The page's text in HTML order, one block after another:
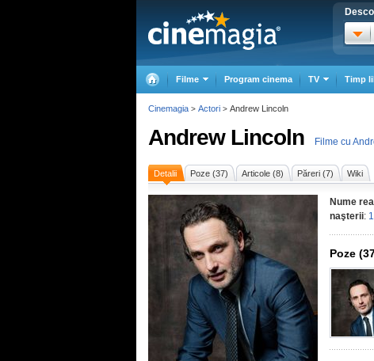
Filme Program cinema TV Timp
Andrew Lincoln Filme cu
Detalii Poze (37) Articole (8) Păreri (7) Wiki
Nume real
naşterii:
Poze
Cinemagia > Actori > Andrew Lincoln